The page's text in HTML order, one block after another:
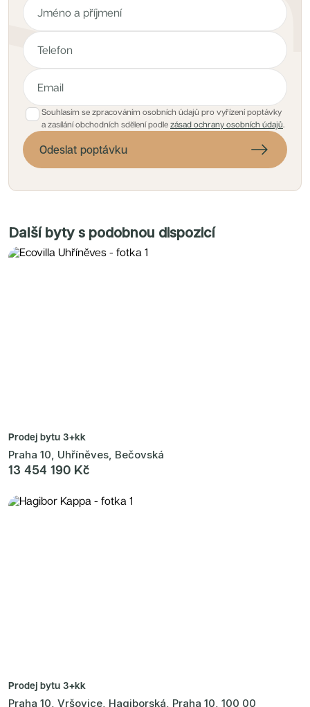
Souhlasím se zpracováním osobních údajů pro vyřízení poptávky
a zasílání obchodních sdělení podle zásad ochrany osobních údajů.
Odeslat poptávku
Další byty s podobnou dispozicí
Prodej bytu 3+kk
Praha 10, Uhříněves, Bečovská
13 454 190 Kč
Prodej bytu 3+kk
Praha 10, Vršovice, Hagiborská, Praha 10, 100 00